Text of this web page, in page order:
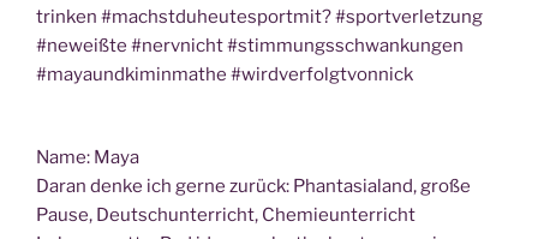
trin­ken #machstdu­heu­te­s­port­mit? #sport­ver­let­zung
#neweiß­te #nerv­nicht #stim­mungs­schwan­kun­gen
#mayaun­d­ki­min­ma­the #wird­ver­folgt­von­nick
Name: Maya
Dar­an den­ke ich ger­ne zurück: Phan­ta­sia­land, gro­ße
Pau­se, Deutsch­un­ter­richt, Chemieunterricht